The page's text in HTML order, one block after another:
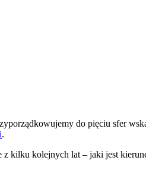
do pięciu sfer
.
z kilku kolejnych lat – jaki jest